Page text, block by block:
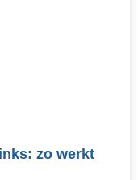
zo werkt